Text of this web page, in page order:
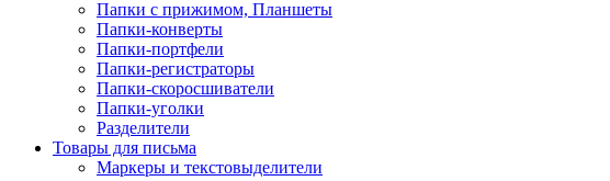
Папки с прижимом, Планшеты
Папки-конверты
Папки-портфели
Папки-регистраторы
Папки-скоросшиватели
Папки-уголки
Разделители
Товары для письма
Маркеры и текстовыделители